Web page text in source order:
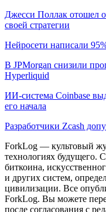
Джесси Поллак отошел
своей стратегии
Нейросети написали
В JPMorgan снизили
Hyperliquid
ИИ-система Coinbase
его начала
Разработчики Zcash
ForkLog — культовый
технологиях будущего.
биткоина,
и других систем,
цивилизации. Все
ForkLog. Вы можете
после согласования с